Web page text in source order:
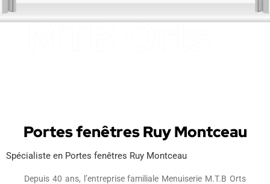
Portes fenêtres Ruy Montceau
Spécialiste en Portes fenêtres Ruy Montceau
Depuis 40 ans, l’entreprise familiale Menuiserie M.T.B Orts